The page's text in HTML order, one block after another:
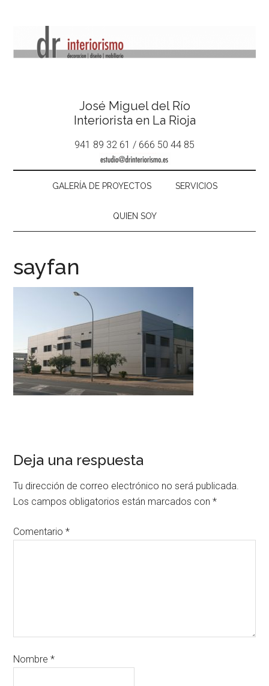
José Miguel del Río
Interiorista en La Rioja
941 89 32 61 / 666 50 44 85
GALERÍA DE PROYECTOS SERVICIOS
QUIEN SOY
sayfan
Deja una respuesta
Tu dirección de correo electrónico no será publicada.
Los campos obligatorios están marcados con*
Comentario*
Nombre*